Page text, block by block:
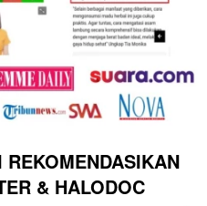
REKOMENDASIKAN
& HALODOC